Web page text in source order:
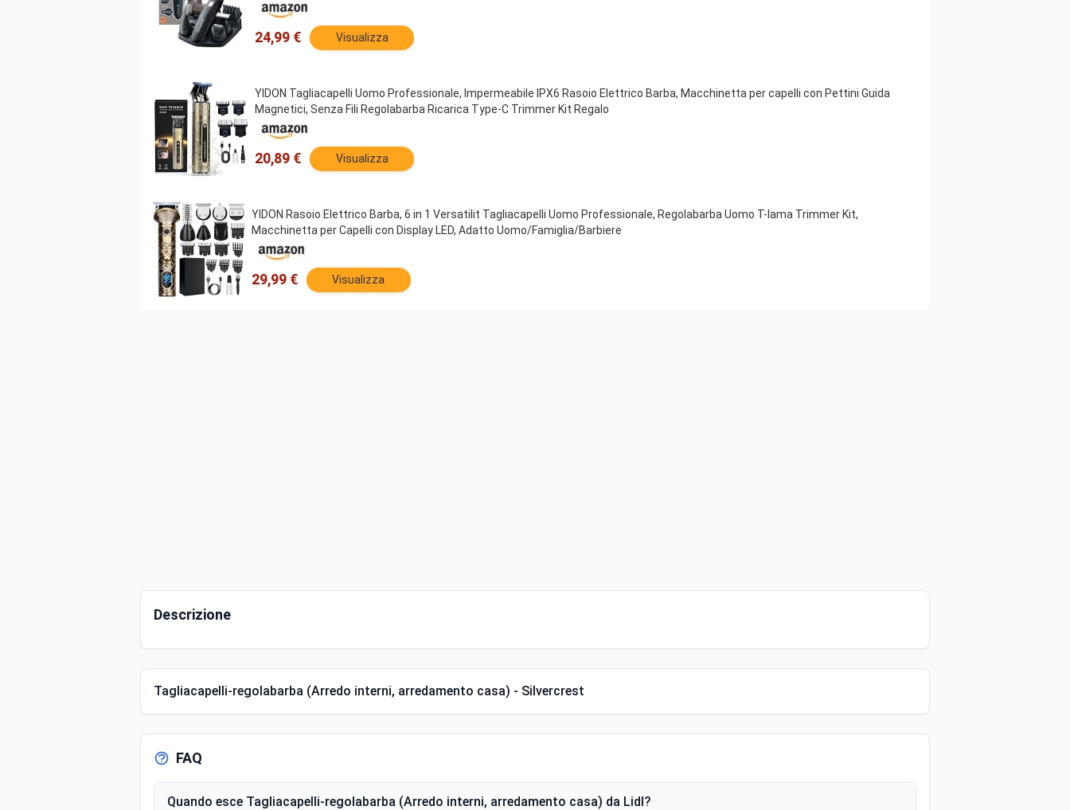
24,99 € Visualizza
YIDON Tagliacapelli Uomo Professionale, Impermeabile IPX6 Rasoio Elettrico Barba, Macchinetta per capelli con Pettini Guida
Magnetici, Senza Fili Regolabarba Ricarica Type-C Trimmer Kit Regalo
20,89 € Visualizza
YIDON Rasoio Elettrico Barba, 6 in 1 Versatilit Tagliacapelli Uomo Professionale, Regolabarba Uomo T-lama Trimmer Kit,
Macchinetta per Capelli con Display LED, Adatto Uomo/Famiglia/Barbiere
29,99 € Visualizza
Descrizione
Tagliacapelli-regolabarba (Arredo interni, arredamento casa) - Silvercrest
FAQ
Quando esce Tagliacapelli-regolabarba (Arredo interni, arredamento casa) da Lidl?